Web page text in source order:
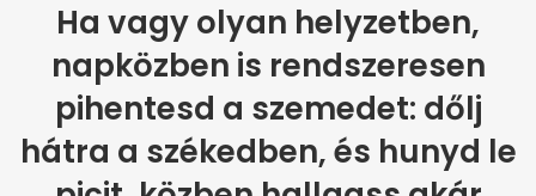
Ha vagy olyan helyzetben,
napközben is rendszeresen
pihentesd a szemedet: dőlj
hátra a székedben, és hunyd le